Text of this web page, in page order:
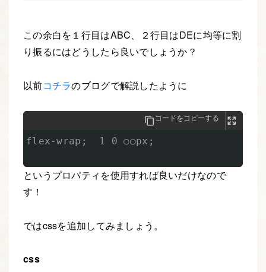
この余白を１行目はABC、２行目はDEに均等に割
り振るにはどうしたら良いでしょうか？
以前コチラのブログで解説したように
コードをコピーする
flex-wrap;  1 0 ○○px;
というプロパティを使用すれば良いだけなので
す！
ではcssを追加してみましょう。
css